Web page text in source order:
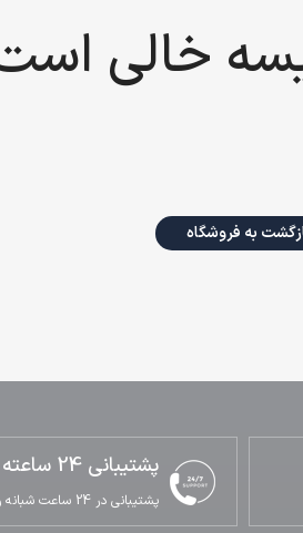
خالی
به فروشگاه
پشتیبانی 24 ساعته
پشتیبانی در 24 ساعت شبانه روز